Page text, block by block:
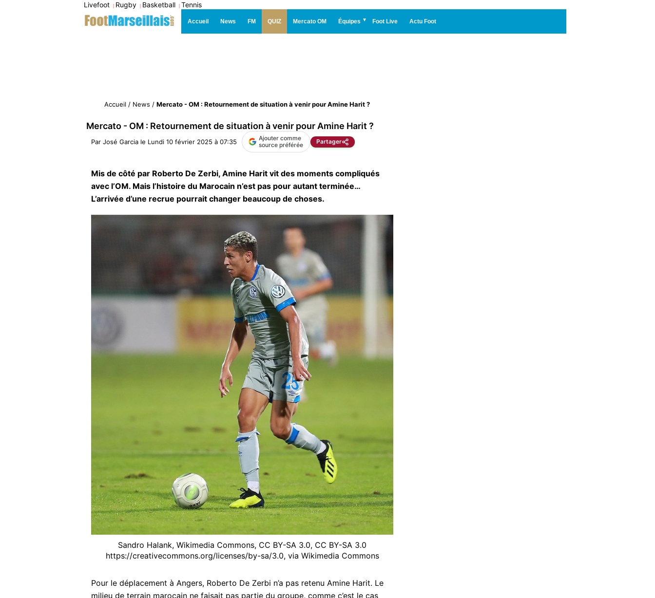
Livefoot | Rugby | Basketball | Tennis
Accueil News FM QUIZ Mercato OM Équipes Foot Live Actu Foot
Accueil / News / Mercato - OM : Retournement de situation à venir pour Amine Harit ?
Mercato - OM : Retournement de situation à venir pour Amine Harit ?
Par José Garcia le Lundi 10 février 2025 à 07:35
Ajouter comme
source préférée
Partager
Mis de côté par Roberto De Zerbi, Amine Harit vit des moments compliqués
avec l’OM. Mais l’histoire du Marocain n’est pas pour autant terminée…
L’arrivée d’une recrue pourrait changer beaucoup de choses.
Sandro Halank, Wikimedia Commons, CC BY-SA 3.0, CC BY-SA 3.0
https://creativecommons.org/licenses/by-sa/3.0, via Wikimedia Commons
Pour le déplacement à Angers, Roberto De Zerbi n’a pas retenu Amine Harit. Le
milieu de terrain marocain ne faisait pas partie du groupe, comme c’est le cas